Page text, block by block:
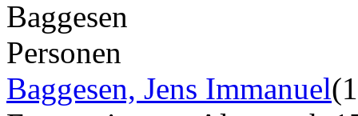
Baggesen
Personen
Baggesen, Jens Immanuel